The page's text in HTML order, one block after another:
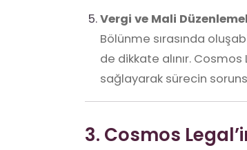
Vergi ve Mali
Bölünme sırasında
de dikkate alınır.
sağlayarak sürecin
3. Cosmos